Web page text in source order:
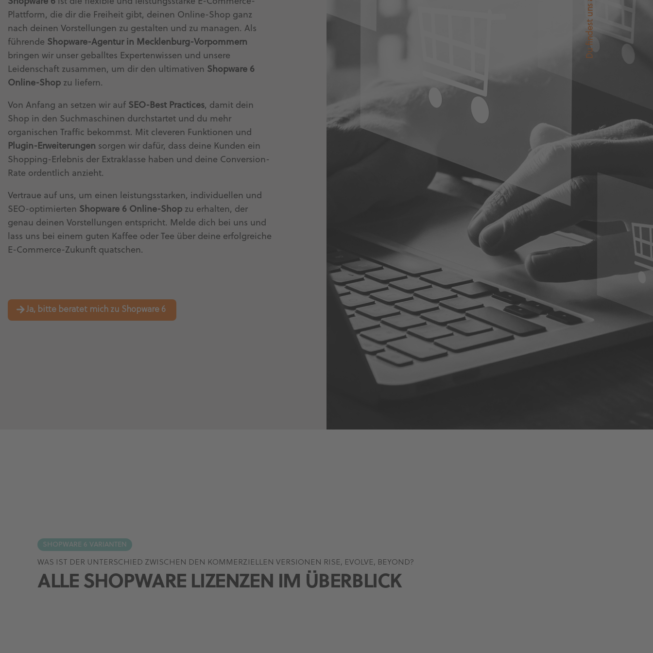
Plattform, die dir die Freiheit gibt, deinen Online-Shop ganz
nach deinen Vorstellungen zu gestalten und zu managen. Als
führende Shopware-Agentur in Mecklenburg-Vorpommern
bringen wir unser geballtes Expertenwissen und unsere
Leidenschaft zusammen, um dir den ultimativen Shopware 6
Online-Shop zu liefern.
Von Anfang an setzen wir auf SEO-Best Practices, damit dein
Shop in den Suchmaschinen durchstartet und du mehr
organischen Traffic bekommst. Mit cleveren Funktionen und
Plugin-Erweiterungen sorgen wir dafür, dass deine Kunden ein
Shopping-Erlebnis der Extraklasse haben und deine Conversion-
Rate ordentlich anzieht.
Vertraue auf uns, um einen leistungsstarken, individuellen und
SEO-optimierten Shopware 6 Online-Shop zu erhalten, der
genau deinen Vorstellungen entspricht. Melde dich bei uns und
lass uns bei einem guten Kaffee oder Tee über deine erfolgreiche
E-Commerce-Zukunft quatschen.
Ja, bitte beratet mich zu Shopware 6
SHOPWARE 6 VARIANTEN
WAS IST DER UNTERSCHIED ZWISCHEN DEN KOMMERZIELLEN VERSIONEN RISE, EVOLVE, BEYOND?
ALLE SHOPWARE LIZENZEN IM ÜBERBLICK